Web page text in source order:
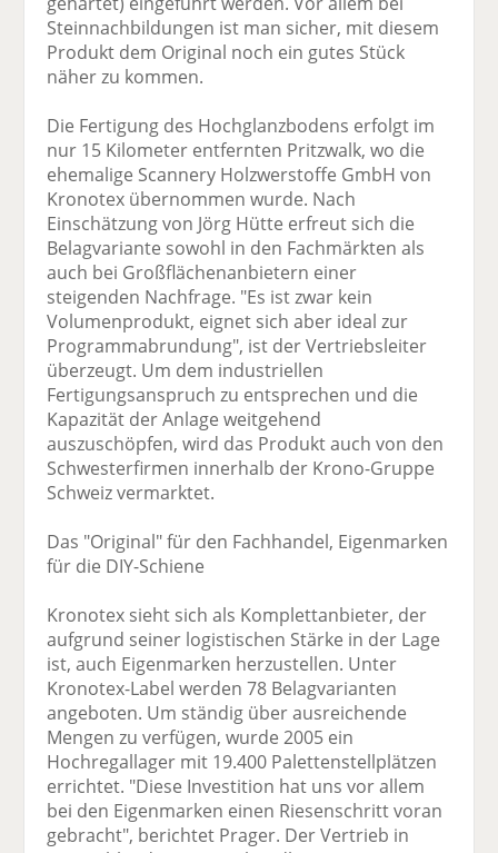
Steinnachbildungen ist man sicher, mit diesem
Produkt dem Original noch ein gutes Stück
näher zu kommen.
Die Fertigung des Hochglanzbodens erfolgt im
nur 15 Kilometer entfernten Pritzwalk, wo die
ehemalige Scannery Holzwerstoffe GmbH von
Kronotex übernommen wurde. Nach
Einschätzung von Jörg Hütte erfreut sich die
Belagvariante sowohl in den Fachmärkten als
auch bei Großflächenanbietern einer
steigenden Nachfrage. "Es ist zwar kein
Volumenprodukt, eignet sich aber ideal zur
Programmabrundung", ist der Vertriebsleiter
überzeugt. Um dem industriellen
Fertigungsanspruch zu entsprechen und die
Kapazität der Anlage weitgehend
auszuschöpfen, wird das Produkt auch von den
Schwesterfirmen innerhalb der Krono-Gruppe
Schweiz vermarktet.
Das "Original" für den Fachhandel, Eigenmarken
für die DIY-Schiene
Kronotex sieht sich als Komplettanbieter, der
aufgrund seiner logistischen Stärke in der Lage
ist, auch Eigenmarken herzustellen. Unter
Kronotex-Label werden 78 Belagvarianten
angeboten. Um ständig über ausreichende
Mengen zu verfügen, wurde 2005 ein
Hochregallager mit 19.400 Palettenstellplätzen
errichtet. "Diese Investition hat uns vor allem
bei den Eigenmarken einen Riesenschritt voran
gebracht", berichtet Prager. Der Vertrieb in